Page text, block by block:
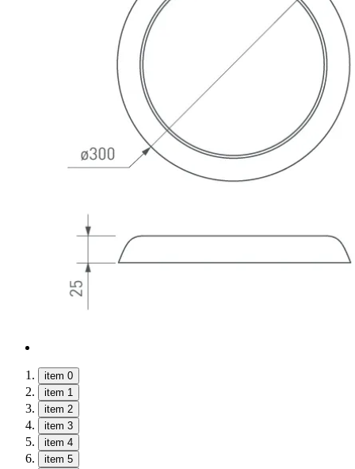
item 0
item 1
item 2
item 3
item 4
item 5